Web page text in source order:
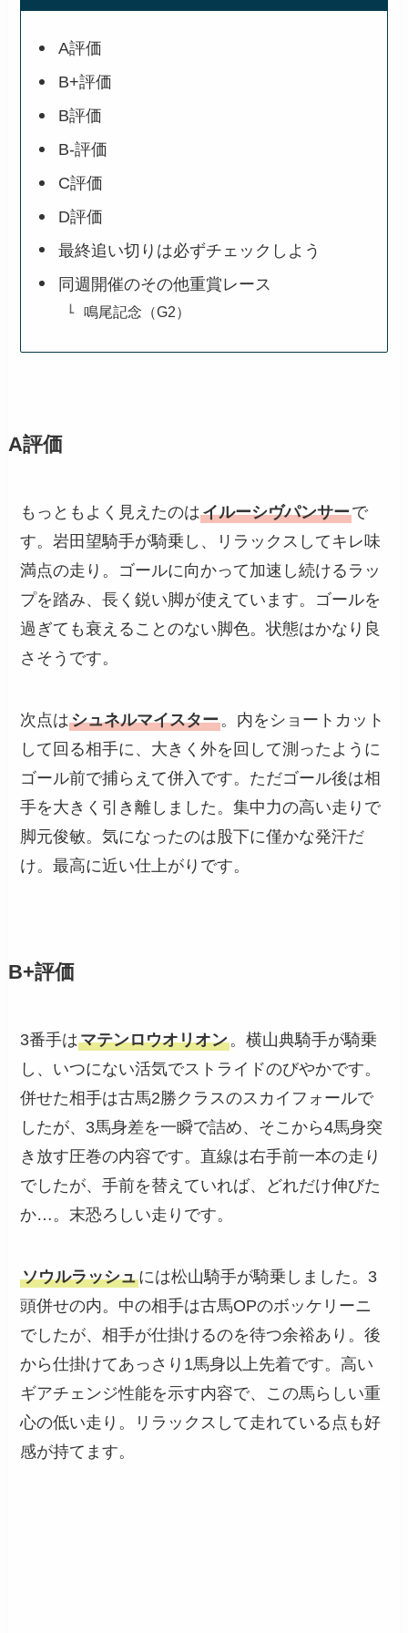
A評価
B+評価
B評価
B-評価
C評価
D評価
最終追い切りは必ずチェックしよう
同週開催のその他重賞レース
鳴尾記念（G2）
A評価
もっともよく見えたのはイルーシヴパンサーで
す。岩田望騎手が騎乗し、リラックスしてキレ味
満点の走り。ゴールに向かって加速し続けるラッ
プを踏み、長く鋭い脚が使えています。ゴールを
過ぎても衰えることのない脚色。状態はかなり良
さそうです。
次点はシュネルマイスター。内をショートカット
して回る相手に、大きく外を回して測ったように
ゴール前で捕らえて併入です。ただゴール後は相
手を大きく引き離しました。集中力の高い走りで
脚元俊敏。気になったのは股下に僅かな発汗だ
け。最高に近い仕上がりです。
B+評価
3番手はマテンロウオリオン。横山典騎手が騎乗
し、いつにない活気でストライドのびやかです。
併せた相手は古馬2勝クラスのスカイフォールで
したが、3馬身差を一瞬で詰め、そこから4馬身突
き放す圧巻の内容です。直線は右手前一本の走り
でしたが、手前を替えていれば、どれだけ伸びた
か…。末恐ろしい走りです。
ソウルラッシュには松山騎手が騎乗しました。3
頭併せの内。中の相手は古馬OPのボッケリーニ
でしたが、相手が仕掛けるのを待つ余裕あり。後
から仕掛けてあっさり1馬身以上先着です。高い
ギアチェンジ性能を示す内容で、この馬らしい重
心の低い走り。リラックスして走れている点も好
感が持てます。